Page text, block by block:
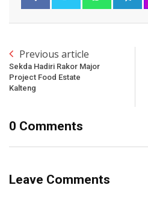
Previous article
Sekda Hadiri Rakor Major
Project Food Estate
Kalteng
0 Comments
Leave Comments